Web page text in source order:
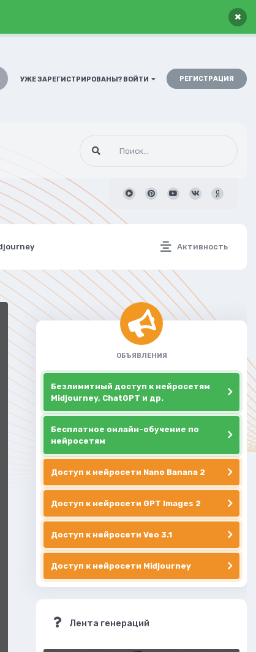
×
УЖЕ ЗАРЕГИСТРИРОВАНЫ? ВОЙТИ РЕГИСТРАЦИЯ
Активность
ОБЪЯВЛЕНИЯ
Безлимитный доступ к нейросетям
Midjourney, ChatGPT и др.
Бесплатное онлайн-обучение по
нейросетям
Доступ к нейросети Nano Banana 2
Доступ к нейросети GPT Images 2
Доступ к нейросети Veo 3.1
Доступ к нейросети Midjourney
Лента генераций